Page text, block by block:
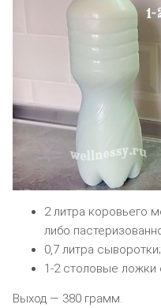
2 литра коровьего
либо
0,7 литра сыворотки;
1-2 столовые ложки
Выход — 380 грамм.